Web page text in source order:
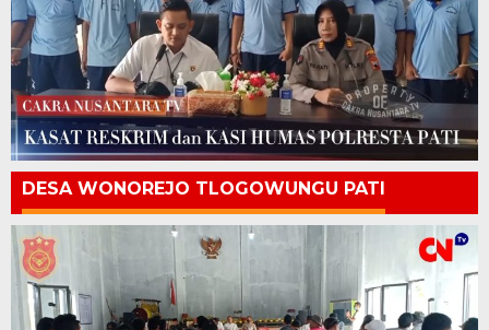
DESA WONOREJO TLOGOWUNGU PATI